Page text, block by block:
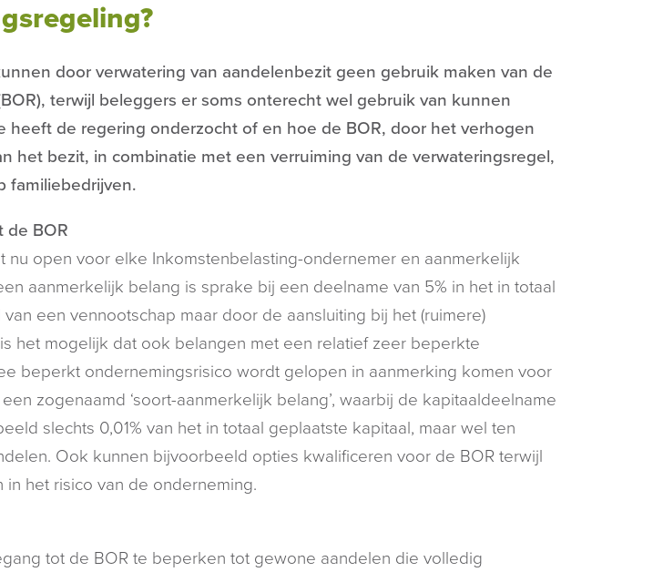
door verwatering van aandelenbezit geen gebruik maken van de
terwijl beleggers er soms onterecht wel gebruik van kunnen
heeft de regering onderzocht of en hoe de BOR, door het verhogen
het bezit, in combinatie met een verruiming van de verwateringsregel,
familiebedrijven.
de BOR
nu open voor elke Inkomstenbelasting-ondernemer en aanmerkelijk
aanmerkelijk belang is sprake bij een deelname van 5% in het in totaal
een vennootschap maar door de aansluiting bij het (ruimere)
het mogelijk dat ook belangen met een relatief zeer beperkte
beperkt ondernemingsrisico wordt gelopen in aanmerking komen voor
zogenaamd ‘soort-aanmerkelijk belang’, waarbij de kapitaaldeelname
slechts 0,01% van het in totaal geplaatste kapitaal, maar wel ten
Ook kunnen bijvoorbeeld opties kwalificeren voor de BOR terwijl
het risico van de onderneming.
tot de BOR te beperken tot gewone aandelen die volledig